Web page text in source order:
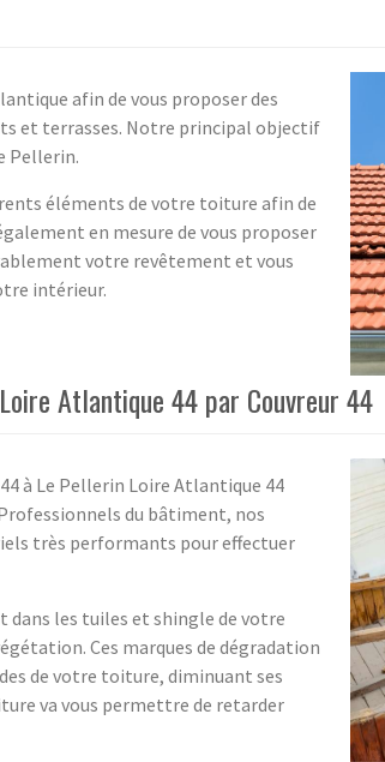
afin de vous proposer des
et terrasses. Notre principal objectif
Pellerin.
éléments de votre toiture afin de
en mesure de vous proposer
votre revêtement et vous
intérieur.
Atlantique 44 par Couvreur 44
à Le Pellerin Loire Atlantique 44
du bâtiment, nos
très performants pour effectuer
dans les tuiles et shingle de votre
Ces marques de dégradation
de votre toiture, diminuant ses
va vous permettre de retarder